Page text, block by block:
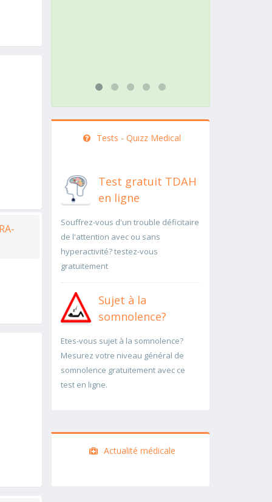
Tests - Quizz Medical
Test gratuit TDAH
en ligne
Souffrez-vous d'un trouble déficitaire
de l'attention avec ou sans
hyperactivité? testez-vous
gratuitement
Sujet à la
somnolence?
Etes-vous sujet à la somnolence?
Mesurez votre niveau général de
somnolence gratuitement avec ce
test en ligne.
Actualité médicale